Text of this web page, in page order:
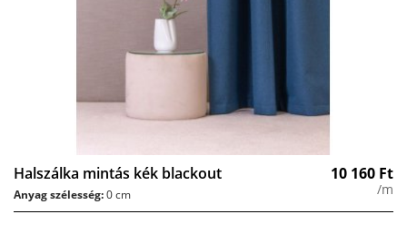
Halszálka mintás kék blackout 10 160 Ft
/m
Anyag szélesség:0 cm